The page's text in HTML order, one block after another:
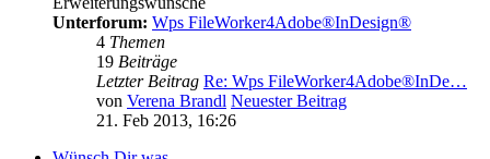
Unterforum: Wps FileWorker4Adobe®InDesign®
4 Themen
19 Beiträge
Letzter Beitrag Re: Wps FileWorker4Adobe®InDe…
von Verena Brandl Neuester Beitrag
21. Feb 2013, 16:26